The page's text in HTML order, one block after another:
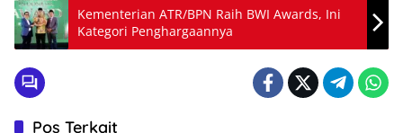
Kementerian ATR/BPN Raih BWI Awards, Ini
Kategori Penghargaannya
Pos Terkait